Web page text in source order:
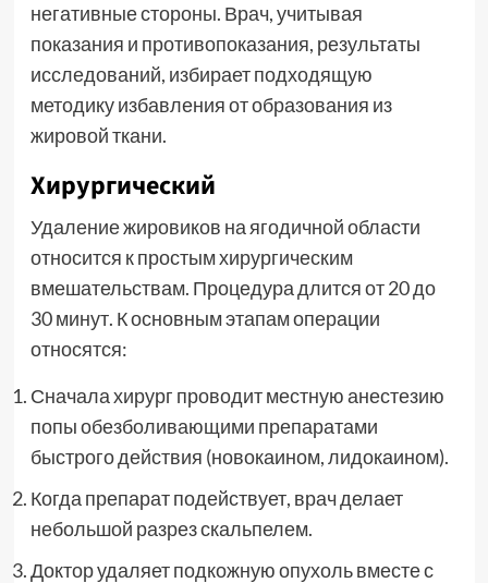
негативные стороны. Врач, учитывая
показания и противопоказания, результаты
исследований, избирает подходящую
методику избавления от образования из
жировой ткани.
Хирургический
Удаление жировиков на ягодичной области
относится к простым хирургическим
вмешательствам. Процедура длится от 20 до
30 минут. К основным этапам операции
относятся:
Сначала хирург проводит местную анестезию
попы обезболивающими препаратами
быстрого действия (новокаином, лидокаином).
Когда препарат подействует, врач делает
небольшой разрез скальпелем.
Доктор удаляет подкожную опухоль вместе с